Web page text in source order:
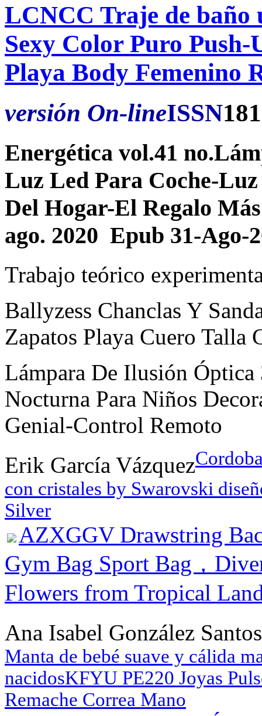
LCNCC Traje de baño
Sexy Color Puro
Playa Body Femenino
versión On-lineISSN
Energética vol.41
Luz Led Para Coche-
Del Hogar-El Regalo
ago. 2020 Epub 31-Ago-
Trabajo teórico
Ballyzess Chanclas Y
Zapatos Playa Cuero Talla
Lámpara De Ilusión
Nocturna Para Niños
Genial-Control Remoto
Erik García Vázquez
con cristales by Swarovski
Silver
AZXGGV Drawstring
Gym Bag Sport Bag，
Flowers from Tropical
Ana Isabel González Santos
Manta de bebé suave y cálida
nacidosKFYU PE220 Joyas
Remache Correa Mano